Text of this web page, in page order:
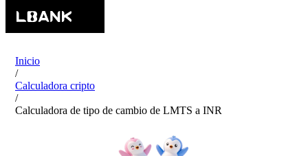
Inicio
/
Calculadora cripto
/
Calculadora de tipo de cambio de LMTS a INR